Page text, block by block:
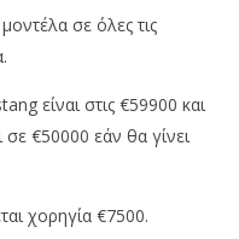
σε όλες τις
είναι στις €59900 και
σε €50000 εάν θα γίνει
χορηγία €7500.